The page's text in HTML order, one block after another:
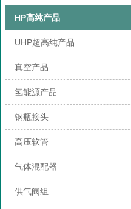
HP高纯产品
UHP超高纯产品
真空产品
氢能源产品
钢瓶接头
高压软管
气体混配器
供气阀组